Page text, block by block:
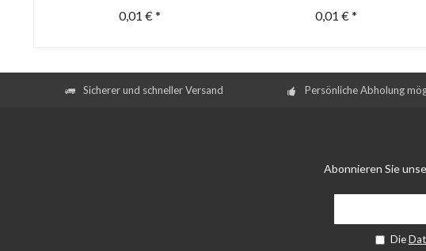
0,01 € * 0,01 € *
Sicherer und schneller Versand Persönliche Abholung
Abonnieren Sie
Die